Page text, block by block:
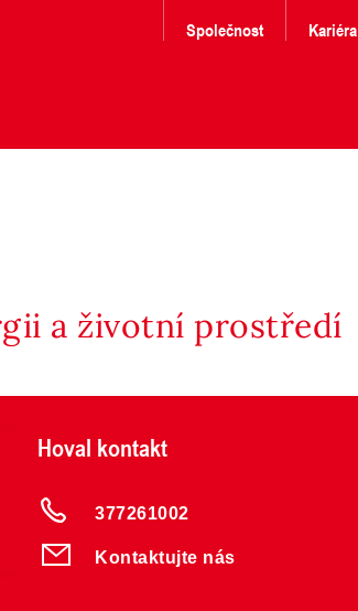
Společnost Kariéra
a životní prostředí
Hoval kontakt
377261002
Kontaktujte nás